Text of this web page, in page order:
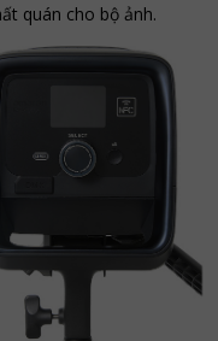
quán cho bộ ảnh.